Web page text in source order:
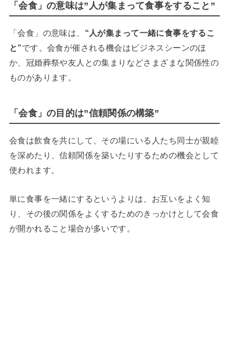
「会食」の意味は”人が集まって食事をすること”
「会食」の意味は、 “ 人が集まって一緒に食事をするこ
と”です。会食が催される機会はビジネスシーンのほ
か、冠婚葬祭や友人との集まりなどさまざまな関係性の
ものがあります。
「会食」の目的は”信頼関係の構築”
会食は飲食を共にして、その場にいる人たち同士が親睦
を深めたり、信頼関係を築いたりするための機会として
使われます。
単に食事を一緒にするというよりは、お互いをよく知
り、その後の関係をよくするためのきっかけとして会食
が開かれること場合が多いです。